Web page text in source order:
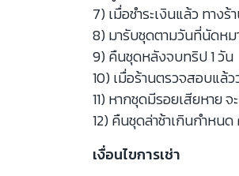
7) เมื่อชำระเงินแล้ว ทางร้
8) มารับชุดตามวันที่นัดหม
9) คืนชุดหลังจบทริป 1 วัน
10) เมื่อร้านตรวจสอบแล้
11) หากชุดมีรอยเสียหาย
12) คืนชุดล่าช้าเกินกำหน
เงื่อนไขการเช่า